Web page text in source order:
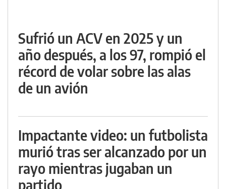
Sufrió un ACV en 2025 y un
año después, a los 97, rompió el
récord de volar sobre las alas
de un avión
Impactante video: un futbolista
murió tras ser alcanzado por un
rayo mientras jugaban un
partido